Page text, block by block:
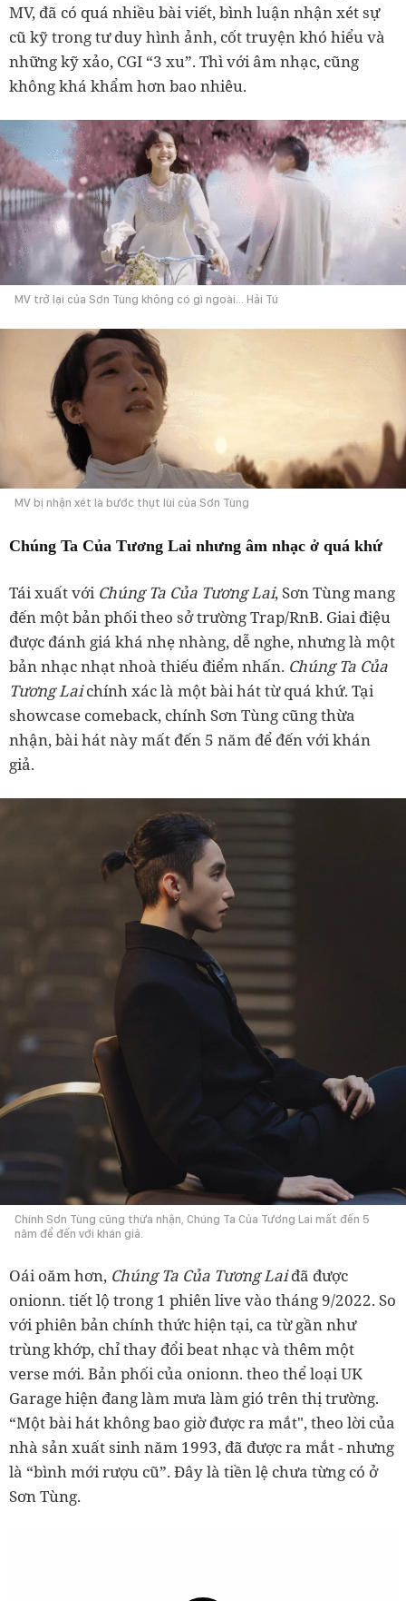
MV, đã có quá nhiều bài viết, bình luận nhận xét sự
cũ kỹ trong tư duy hình ảnh, cốt truyện khó hiểu và
những kỹ xảo, CGI “3 xu”. Thì với âm nhạc, cũng
không khá khẩm hơn bao nhiêu.
MV trở lại của Sơn Tùng không có gì ngoài... Hải Tú
MV bị nhận xét là bước thụt lùi của Sơn Tùng
Chúng Ta Của Tương Lai nhưng âm nhạc ở quá khứ
Tái xuất với Chúng Ta Của Tương Lai, Sơn Tùng mang
đến một bản phối theo sở trường Trap/RnB. Giai điệu
được đánh giá khá nhẹ nhàng, dễ nghe, nhưng là một
bản nhạc nhạt nhoà thiếu điểm nhấn. Chúng Ta Của
Tương Laichính xác là một bài hát từ quá khứ. Tại
showcase comeback, chính Sơn Tùng cũng thừa
nhận, bài hát này mất đến 5 năm để đến với khán
giả.
Chính Sơn Tùng cũng thừa nhận, Chúng Ta Của Tương Lai mất đến 5
năm để đến với khán giả.
Oái oăm hơn, Chúng Ta Của Tương Laiđã được
onionn. tiết lộ trong 1 phiên live vào tháng 9/2022. So
với phiên bản chính thức hiện tại, ca từ gần như
trùng khớp, chỉ thay đổi beat nhạc và thêm một
verse mới. Bản phối của onionn. theo thể loại UK
Garage hiện đang làm mưa làm gió trên thị trường.
“Một bài hát không bao giờ được ra mắt", theo lời của
nhà sản xuất sinh năm 1993, đã được ra mắt - nhưng
là “bình mới rượu cũ”. Đây là tiền lệ chưa từng có ở
Sơn Tùng.